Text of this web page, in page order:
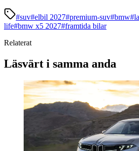
#suv#elbil 2027#premium-suv#bmw#
life#bmw x5 2027#framtida bilar
Relaterat
Läsvärt i samma anda